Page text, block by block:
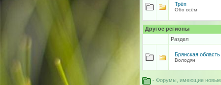
Трёп
Обо всём
Другое регионы
Раздел
Брянская область
Володян
- Форумы, имеющие новые